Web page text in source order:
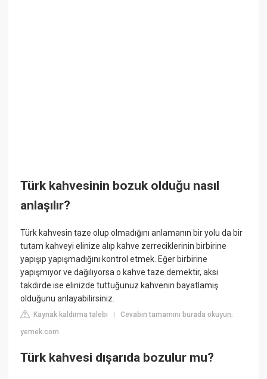
Türk kahvesinin bozuk olduğu nasıl
anlaşılır?
Türk kahvesin taze olup olmadığını anlamanın bir yolu da bir
tutam kahveyi elinize alıp kahve zerreciklerinin birbirine
yapışıp yapışmadığını kontrol etmek. Eğer birbirine
yapışmıyor ve dağılıyorsa o kahve taze demektir, aksi
takdirde ise elinizde tuttuğunuz kahvenin bayatlamış
olduğunu anlayabilirsiniz.
Kaynak kaldırma talebi |Cevabın tamamını burada okuyun:
yemek.com
Türk kahvesi dışarıda bozulur mu?